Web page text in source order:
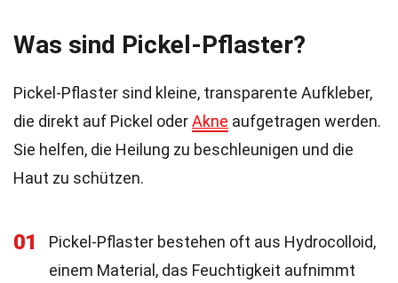
Was sind Pickel-Pflaster?
Pickel-Pflaster sind kleine, transparente Aufkleber,
die direkt auf Pickel oderAkne aufgetragen werden.
Sie helfen, die Heilung zu beschleunigen und die
Haut zu schützen.
01
Pickel-Pflaster bestehen oft aus Hydrocolloid,
einem Material, das Feuchtigkeit aufnimmt